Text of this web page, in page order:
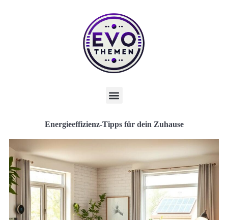
Energieeffizienz-Tipps für dein Zuhause